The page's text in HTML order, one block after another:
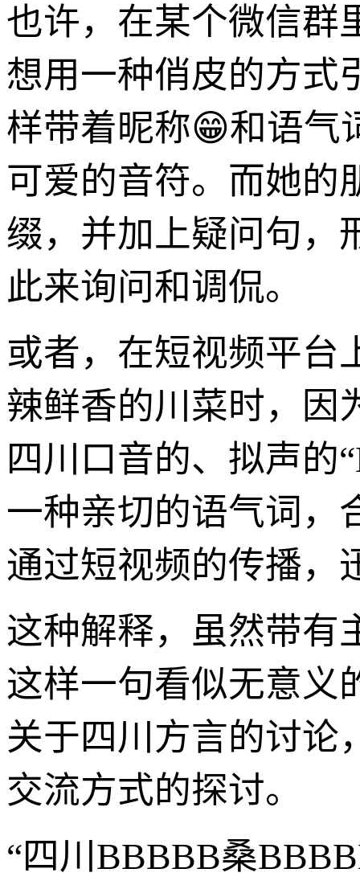
也许，在某个微信群
想用一种俏皮的方式
样带着昵称😁和语气
可爱的音符。而她的
缀，并加上疑问句，
此来询问和调侃。
或者，在短视频平台
辣鲜香的川菜时，因
四川口音的、拟声的
一种亲切的语气词，
通过短视频的传播，
这种解释，虽然带有
这样一句看似无意义
关于四川方言的讨论
交流方式的探讨。
“四川BBBBB桑